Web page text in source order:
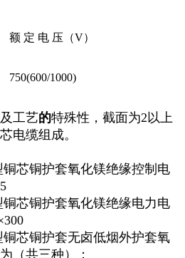
额 定 电 压（V）
750(600/1000)
工艺的特殊性，截面为2以上
电缆组成。
芯铜护套氧化镁绝缘控制电
芯铜护套氧化镁绝缘电力电
芯铜护套无卤低烟外护套氧
（共三种）：